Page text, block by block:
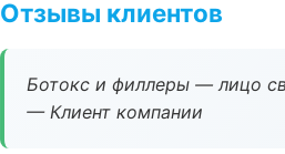
Отзывы клиентов
Ботокс и филлеры — лицо
— Клиент компании